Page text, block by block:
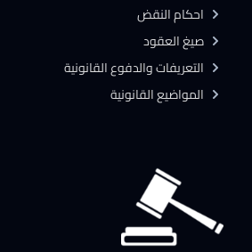
احكام النقض
صيغ العقود
التعريفات والدفوع القانونية
المواضيع القانونية